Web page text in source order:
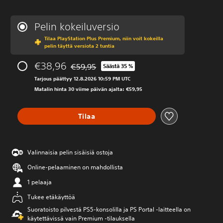
Pelin kokeiluversio
Tilaa PlayStation Plus Premium, niin voit kokeilla
pelin täyttä versiota 2 tuntia
€38,96 Alennettu alkuperäisestä hinnasta €59,95
€59,95 Säästä 35 %
Tarjous päättyy 12.8.2026 10:59 PM UTC
Matalin hinta 30 viime päivän ajalta: €59,95
Tilaa
Valinnaisia pelin sisäisiä ostoja
Online-pelaaminen on mahdollista
1 pelaaja
Tukee etäkäyttöä
Suoratoisto pilvestä PS5-konsolilla ja PS Portal ‑laitteella on
käytettävissä vain Premium ‑tilauksella